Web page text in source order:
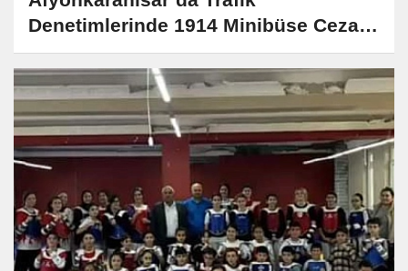
Denetimlerinde 1914 Minibüse Ceza
Kesildi